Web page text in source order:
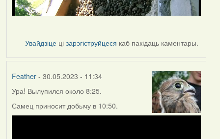
Увайдзіце цізарэгіструйцеся каб пакідаць каментары.
Feather- 30.05.2023 - 11:34
Ура! Вылупился около 8:25.
Самец приносит добычу в 10:50.